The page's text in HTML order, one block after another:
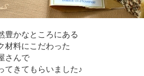
豊かなところにある
材料にこだわった
さんで
てきてもらいました♪